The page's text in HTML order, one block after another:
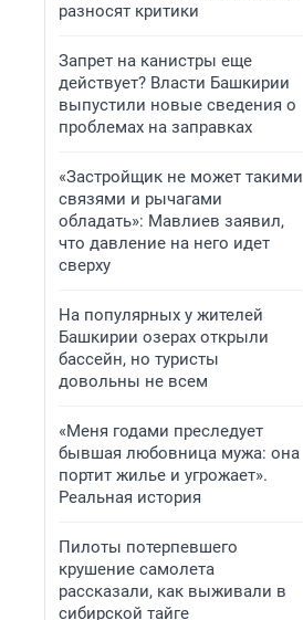
разносят критики
Запрет на канистры еще
действует? Власти Башкирии
выпустили новые сведения о
проблемах на заправках
«Застройщик не может такими
связями и рычагами
обладать»: Мавлиев заявил,
что давление на него идет
сверху
На популярных у жителей
Башкирии озерах открыли
бассейн, но туристы
довольны не всем
«Меня годами преследует
бывшая любовница мужа: она
портит жилье и угрожает».
Реальная история
Пилоты потерпевшего
крушение самолета
рассказали, как выживали в
сибирской тайге